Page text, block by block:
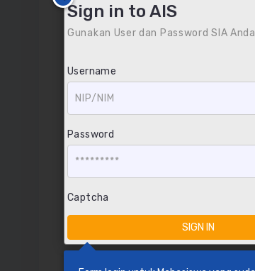
Sign in to AIS
Gunakan User dan Password SIA Anda
Username
Password
Captcha
SIGN IN